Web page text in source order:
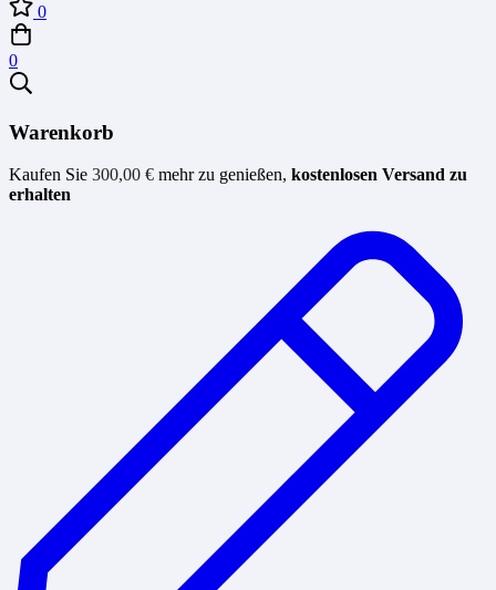
0
0
Warenkorb
Kaufen Sie 300,00 € mehr zu genießen, kostenlosen Versand zu
erhalten